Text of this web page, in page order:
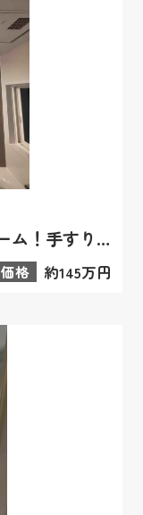
【前橋市堀越町】浴室リフォーム！手すりと暖房で将来も安心なお風呂
価格 約145万円